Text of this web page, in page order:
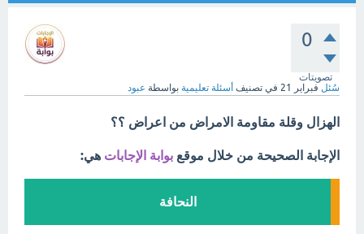
0
تصويتات
سُئل فبراير 21 في تصنيف أسئلة تعليمية بواسطة عبود
الهزال وقلة مقاومة الامراض من اعراض ؟؟
الإجابة الصحيحة من خلال موقع بوابة الإجابات هي:
النحافة